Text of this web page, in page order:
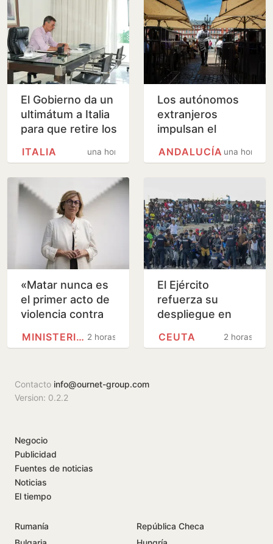
El Gobierno da un
ultimátum a Italia
para que retire los
frontera a losuna hora
ITALIA
Los autónomos
extranjeros
impulsan el
empleo turístico
en plena
una hora
ANDALUCÍA
«Matar nunca es
el primer acto de
violencia contra
último; debemos
2 horas
MINISTERIO PÚBLICO
El Ejército
refuerza su
despliegue en
fragatas de la2 horas
CEUTA
Contacto info@ournet-group.com
Version: 0.2.2
Negocio
Publicidad
Fuentes de noticias
Noticias
El tiempo
Rumanía
República Checa